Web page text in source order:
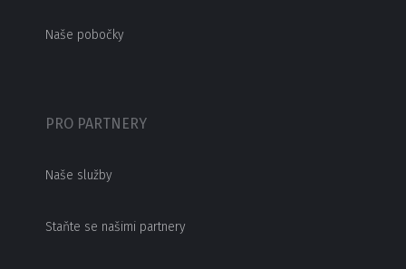
Naše pobočky
PRO PARTNERY
Naše služby
Staňte se našimi partnery